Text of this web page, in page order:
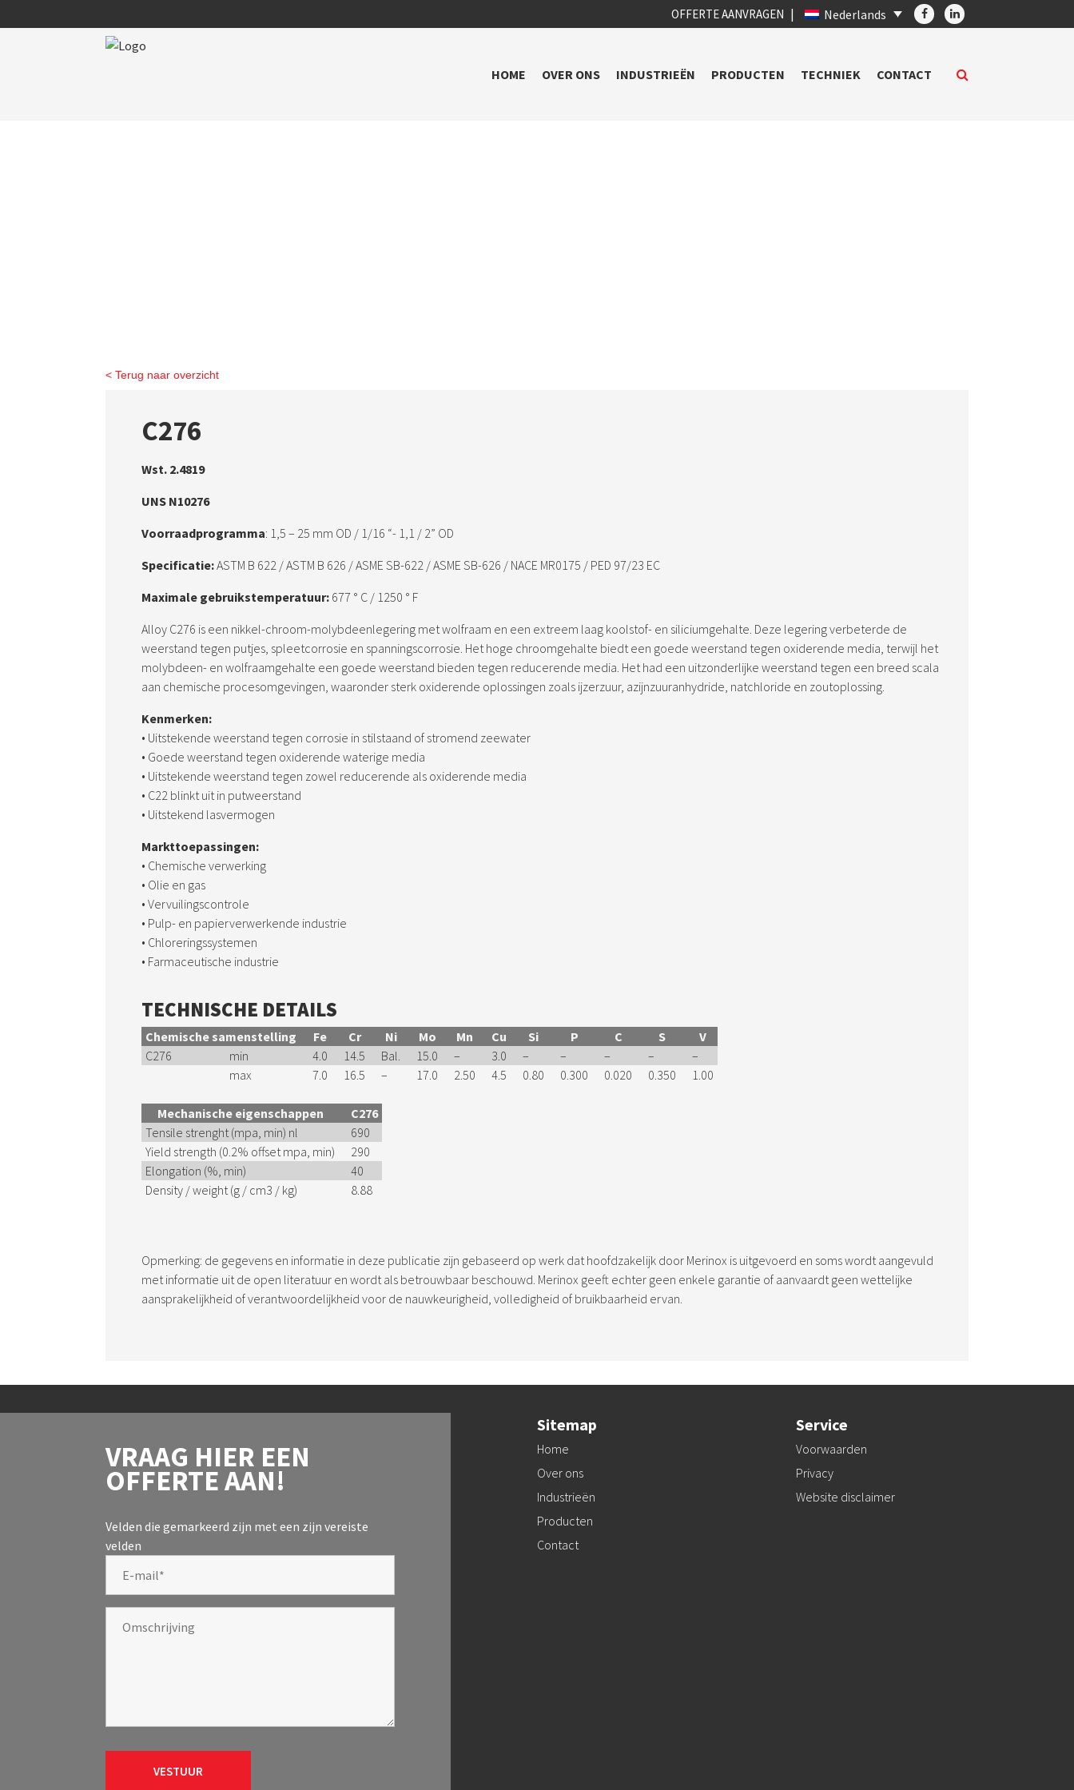
Nederlands
OFFERTE AANVRAGEN
HOME OVER ONS INDUSTRIEËN PRODUCTEN TECHNIEK CONTACT
< Terug naar overzicht
C276
Wst. 2.4819
UNS N10276
Voorraadprogramma: 1,5 – 25 mm OD / 1/16 “- 1,1 / 2” OD
Specificatie:ASTM B 622 / ASTM B 626 / ASME SB-622 / ASME SB-626 / NACE MR0175 / PED 97/23 EC
Maximale gebruikstemperatuur: 677 ° C / 1250 ° F
Alloy C276 is een nikkel-chroom-molybdeenlegering met wolfraam en een extreem laag koolstof- en siliciumgehalte. Deze legering verbeterde de
weerstand tegen putjes, spleetcorrosie en spanningscorrosie. Het hoge chroomgehalte biedt een goede weerstand tegen oxiderende media, terwijl het
molybdeen- en wolfraamgehalte een goede weerstand bieden tegen reducerende media. Het had een uitzonderlijke weerstand tegen een breed scala
aan chemische procesomgevingen, waaronder sterk oxiderende oplossingen zoals ijzerzuur, azijnzuuranhydride, natchloride en zoutoplossing.
Kenmerken:
• Uitstekende weerstand tegen corrosie in stilstaand of stromend zeewater
• Goede weerstand tegen oxiderende waterige media
• Uitstekende weerstand tegen zowel reducerende als oxiderende media
• C22 blinkt uit in putweerstand
• Uitstekend lasvermogen
Markttoepassingen:
• Chemische verwerking
• Olie en gas
• Vervuilingscontrole
• Pulp- en papierverwerkende industrie
• Chloreringssystemen
• Farmaceutische industrie
TECHNISCHE DETAILS
Chemische samenstelling Fe Cr Ni Mo Mn Cu Si P C S
V
C276
min 4.0 14.5 Bal. 15.0 – 3.0 – – – –
–
max
7.0 16.5 – 17.0 2.50 4.5 0.80 0.300 0.020 0.350 1.00
Mechanische eigenschappen
C276
Tensile strenght (mpa, min) nl
690
Yield strength (0.2% offset mpa, min)
290
Elongation (%, min)
40
Density / weight (g / cm3 / kg)
8.88
Opmerking: de gegevens en informatie in deze publicatie zijn gebaseerd op werk dat hoofdzakelijk door Merinox is uitgevoerd en soms wordt aangevuld
met informatie uit de open literatuur en wordt als betrouwbaar beschouwd. Merinox geeft echter geen enkele garantie of aanvaardt geen wettelijke
aansprakelijkheid of verantwoordelijkheid voor de nauwkeurigheid, volledigheid of bruikbaarheid ervan.
VRAAG HIER EEN
OFFERTE AAN!
Velden die gemarkeerd zijn met een zijn vereiste
velden
Sitemap
Home
Over ons
Industrieën
Producten
Contact
Service
Voorwaarden
Privacy
Website disclaimer